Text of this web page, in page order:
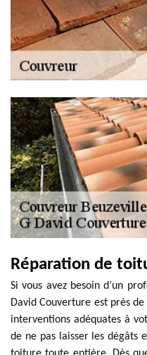
Réparation de
Si vous avez besoin d’un
David Couverture est près
interventions adéquates à
de ne pas laisser les dégâts